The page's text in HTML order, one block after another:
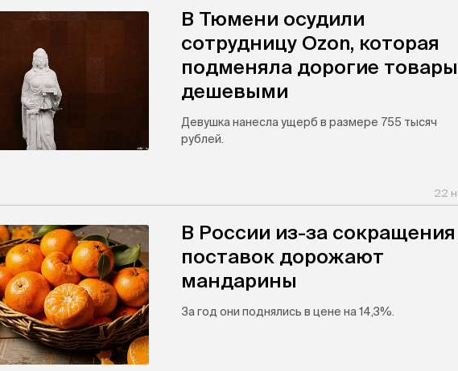
В Тюмени осудили
сотрудницу Ozon, которая
подменяла дорогие товары
дешевыми
Девушка нанесла ущерб в размере 755 тысяч
рублей.
22
В России из-за сокращения
поставок дорожают
мандарины
За год они поднялись в цене на 14,3%.